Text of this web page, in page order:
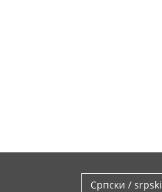
Српски / srpski